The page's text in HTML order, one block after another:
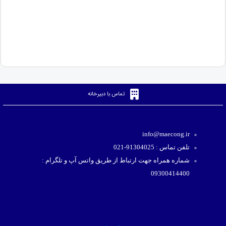
تماس با دبیرخانه
info@maecong.ir
تلفن تماس : 91304025-021
شماره همراه جهت ارتباط از طریق واتس آپ و تلگرام :
09300414400